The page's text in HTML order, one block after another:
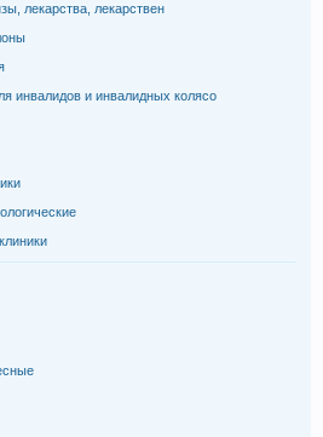
лекарства, лекарствен
инвалидов и инвалидных колясо